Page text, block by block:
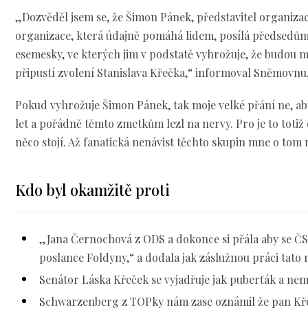
„Dozvěděl jsem se, že Šimon Pánek, představitel
organizace, která údajně pomáhá lidem, posílá
esemesky, ve kterých jim v podstatě vyhrožuje, že budou
připustí zvolení Stanislava Křečka,“ informoval
Pokud vyhrožuje Šimon Pánek, tak moje velké přání ne,
let a pořádně těmto zmetkům lezl na nervy. Pro je to totiž
něco stojí. Až fanatická nenávist těchto skupin mne o tom
Kdo byl okamžitě proti
„Jana Černochová z ODS a dokonce si přála aby se
poslance Foldyny,“ a dodala jak záslužnou práci tato
Senátor Láska Křeček se vyjadřuje jak puberťák a
Schwarzenberg z TOPky nám zase oznámil že pan